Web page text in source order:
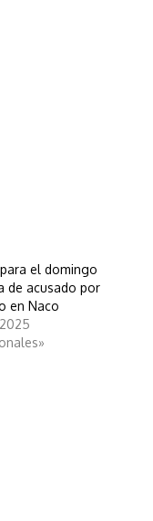
el domingo
de acusado por
en Naco